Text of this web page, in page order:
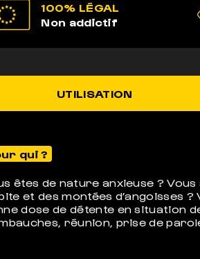
100% LÉGAL
Non addictif
UTILISATION
qui ?
êtes de nature anxieuse ?
et des montées d’angoisses ?
dose de détente en situation
réunion, prise de